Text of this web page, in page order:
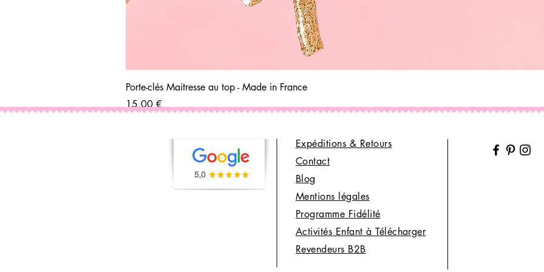
Porte-clés Maitresse au top - Made in France
Prix
15,00 €
Expéditions & Retours
Contact
Blog
Mentions légales
Programme Fidélité
Activités Enfant à Télécharger
Revendeurs B2B